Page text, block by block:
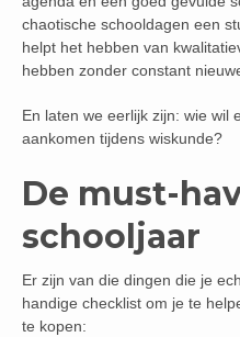
chaotische schooldagen een
helpt het hebben van
hebben zonder constant
En laten we eerlijk zijn: wie wil
aankomen tijdens wiskunde?
De must-
schooljaar
Er zijn van die dingen die je
handige checklist om je te
te kopen: